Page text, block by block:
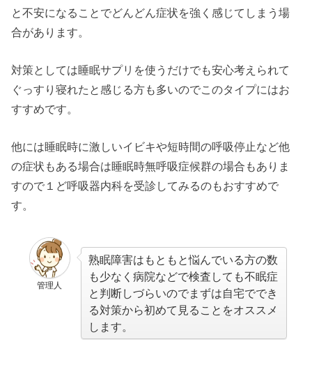
と不安になることでどんどん症状を強く感じてしまう場
合があります。
対策としては睡眠サプリを使うだけでも安心考えられて
ぐっすり寝れたと感じる方も多いのでこのタイプにはお
すすめです。
他には睡眠時に激しいイビキや短時間の呼吸停止など他
の症状もある場合は睡眠時無呼吸症候群の場合もありま
すので１ど呼吸器内科を受診してみるのもおすすめで
す。
管理人
熟眠障害はもともと悩んでいる方の数
も少なく病院などで検査しても不眠症
と判断しづらいのでまずは自宅ででき
る対策から初めて見ることをオススメ
します。